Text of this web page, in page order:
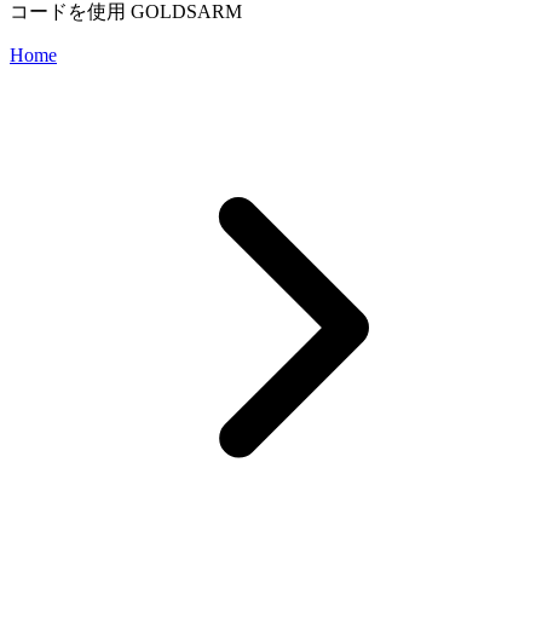
コードを使用 GOLDSARM
Home